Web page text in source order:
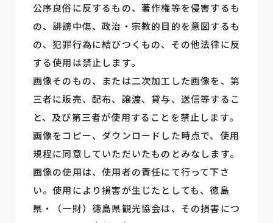
公序良俗に反するもの、著作権等を侵害するも
の、誹謗中傷、政治・宗教的目的を意図するも
の、犯罪行為に結びつくもの、その他法律に反
する使用は禁止します。
画像そのもの、または二次加工した画像を、第
三者に販売、配布、譲渡、貸与、送信等するこ
と、及び第三者が使用することを禁止します。
画像をコピー、ダウンロードした時点で、使用
規程に同意していただいたものとみなします。
画像の使用は、使用者の責任にて行って下さ
い。使用により損害が生じたとしても、徳島
県・（一財）徳島県観光協会は、その損害につ